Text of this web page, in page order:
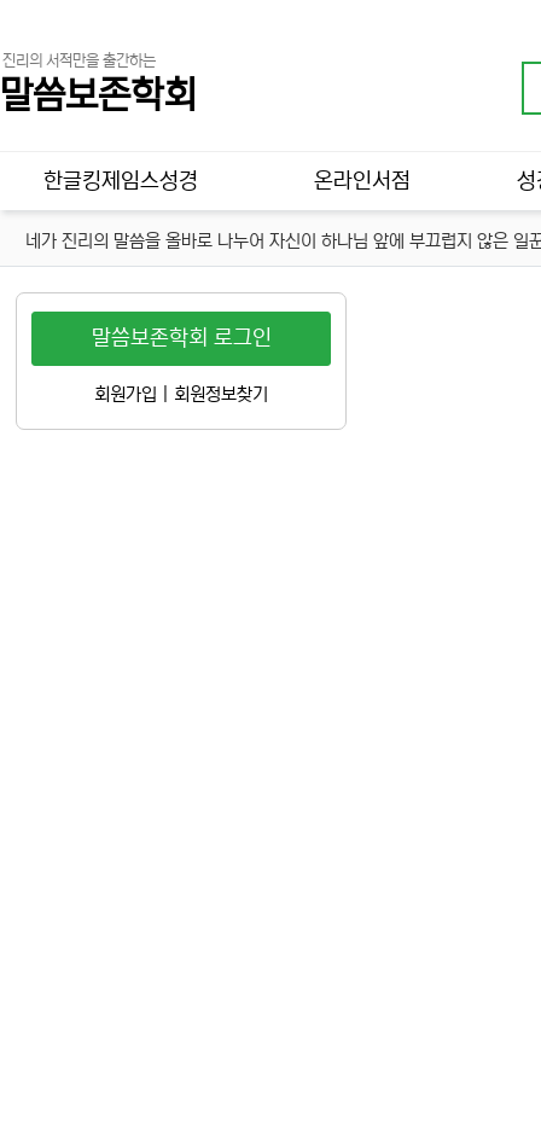
진리의 서적만을 출간하는
말씀보존학회
메인 메뉴
한글킹제임스성경 온라인서점 성
네가 진리의 말씀을 올바로 나누어 자신이 하나님 앞에 부끄럽지 않은
말씀보존학회 로그인
회원가입 회원정보찾기